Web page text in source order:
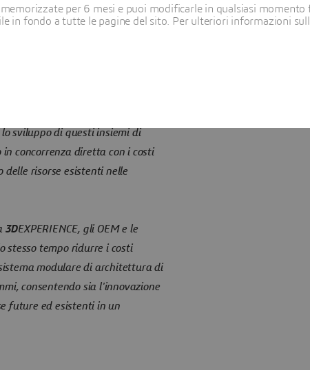
il successo della missione.
sviluppo di questi insiemi di
in concorrenza diretta con i costi
delle risorse esistenti nelle
3DEXPERIENCE, gli OEM e le
stesso tempo ridurre i costi
modulare di architettura di
consentendo sia l'innovazione
future ed esistenti in un
per 6 mesi e puoi modificarle in qualsiasi
in fondo a tutte le pagine del sito. Per ulteriori informazioni